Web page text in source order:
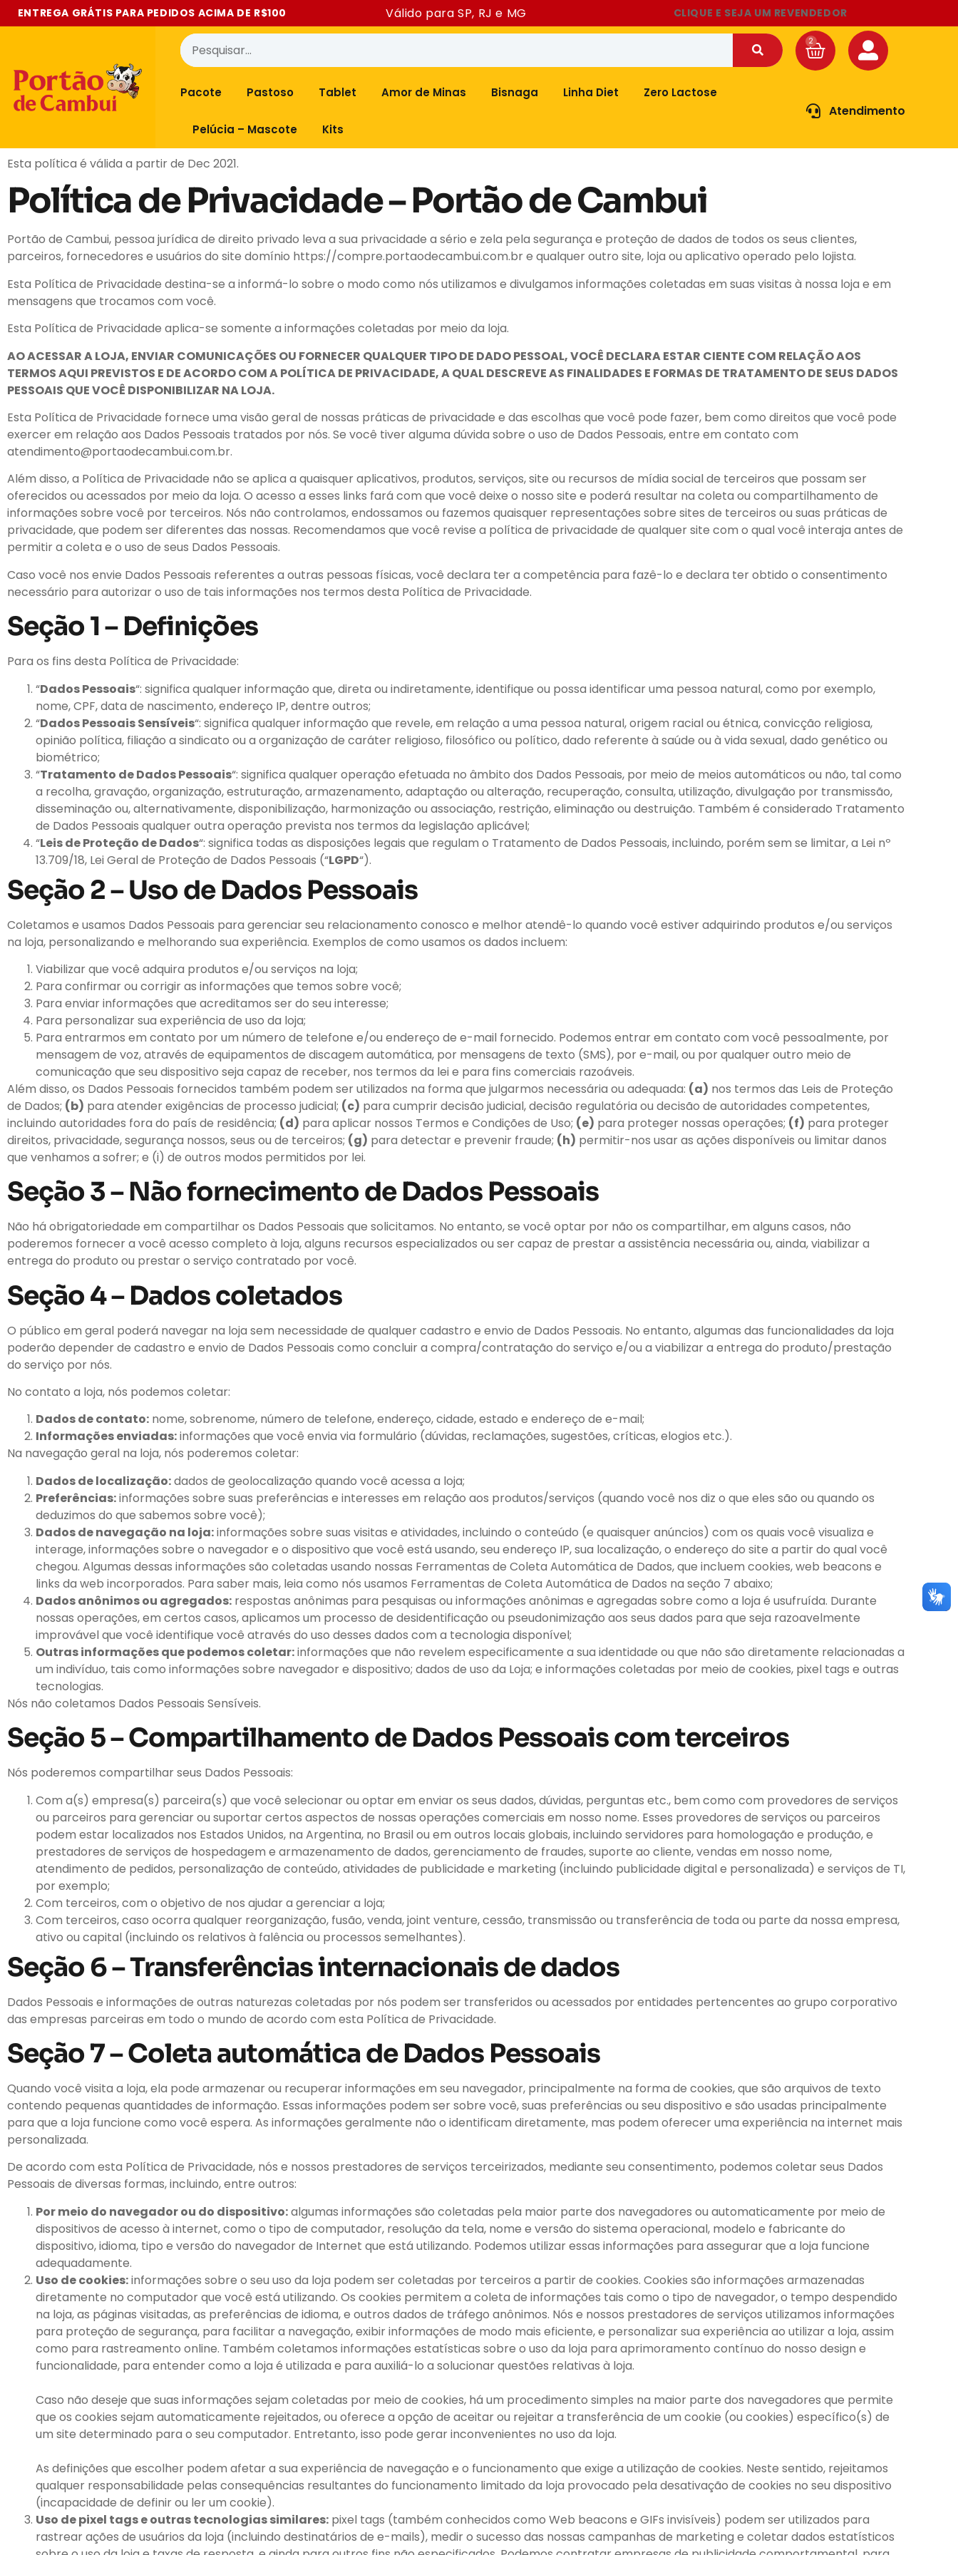
ENTREGA GRÁTIS PARA PEDIDOS ACIMA DE R$100 Válido para SP, RJ e MG CLIQUE E SEJA UM REVENDEDOR
Pacote Pastoso Tablet Amor de Minas Bisnaga Linha Diet Zero Lactose
Pelúcia – Mascote Kits
Atendimento
Esta política é válida a partir de Dec 2021.
Política de Privacidade – Portão de Cambui
Portão de Cambui, pessoa jurídica de direito privado leva a sua privacidade a sério e zela pela segurança e proteção de dados de todos os seus clientes,
parceiros, fornecedores e usuários do site domínio https://compre.portaodecambui.com.br e qualquer outro site, loja ou aplicativo operado pelo lojista.
Esta Política de Privacidade destina-se a informá-lo sobre o modo como nós utilizamos e divulgamos informações coletadas em suas visitas à nossa loja e em
mensagens que trocamos com você.
Esta Política de Privacidade aplica-se somente a informações coletadas por meio da loja.
AO ACESSAR A LOJA, ENVIAR COMUNICAÇÕES OU FORNECER QUALQUER TIPO DE DADO PESSOAL, VOCÊ DECLARA ESTAR CIENTE COM RELAÇÃO AOS
TERMOS AQUI PREVISTOS E DE ACORDO COM A POLÍTICA DE PRIVACIDADE, A QUAL DESCREVE AS FINALIDADES E FORMAS DE TRATAMENTO DE SEUS DADOS
PESSOAIS QUE VOCÊ DISPONIBILIZAR NA LOJA.
Esta Política de Privacidade fornece uma visão geral de nossas práticas de privacidade e das escolhas que você pode fazer, bem como direitos que você pode
exercer em relação aos Dados Pessoais tratados por nós. Se você tiver alguma dúvida sobre o uso de Dados Pessoais, entre em contato com
atendimento@portaodecambui.com.br.
Além disso, a Política de Privacidade não se aplica a quaisquer aplicativos, produtos, serviços, site ou recursos de mídia social de terceiros que possam ser
oferecidos ou acessados por meio da loja. O acesso a esses links fará com que você deixe o nosso site e poderá resultar na coleta ou compartilhamento de
informações sobre você por terceiros. Nós não controlamos, endossamos ou fazemos quaisquer representações sobre sites de terceiros ou suas práticas de
privacidade, que podem ser diferentes das nossas. Recomendamos que você revise a política de privacidade de qualquer site com o qual você interaja antes de
permitir a coleta e o uso de seus Dados Pessoais.
Caso você nos envie Dados Pessoais referentes a outras pessoas físicas, você declara ter a competência para fazê-lo e declara ter obtido o consentimento
necessário para autorizar o uso de tais informações nos termos desta Política de Privacidade.
Seção 1 – Definições
Para os fins desta Política de Privacidade:
“Dados Pessoais“: significa qualquer informação que, direta ou indiretamente, identifique ou possa identificar uma pessoa natural, como por exemplo,
nome, CPF, data de nascimento, endereço IP, dentre outros;
“Dados Pessoais Sensíveis“: significa qualquer informação que revele, em relação a uma pessoa natural, origem racial ou étnica, convicção religiosa,
opinião política, filiação a sindicato ou a organização de caráter religioso, filosófico ou político, dado referente à saúde ou à vida sexual, dado genético ou
biométrico;
“Tratamento de Dados Pessoais“: significa qualquer operação efetuada no âmbito dos Dados Pessoais, por meio de meios automáticos ou não, tal como
a recolha, gravação, organização, estruturação, armazenamento, adaptação ou alteração, recuperação, consulta, utilização, divulgação por transmissão,
disseminação ou, alternativamente, disponibilização, harmonização ou associação, restrição, eliminação ou destruição. Também é considerado Tratamento
de Dados Pessoais qualquer outra operação prevista nos termos da legislação aplicável;
“Leis de Proteção de Dados“: significa todas as disposições legais que regulam o Tratamento de Dados Pessoais, incluindo, porém sem se limitar, a Lei nº
13.709/18, Lei Geral de Proteção de Dados Pessoais (“LGPD“).
Seção 2 – Uso de Dados Pessoais
Coletamos e usamos Dados Pessoais para gerenciar seu relacionamento conosco e melhor atendê-lo quando você estiver adquirindo produtos e/ou serviços
na loja, personalizando e melhorando sua experiência. Exemplos de como usamos os dados incluem:
Viabilizar que você adquira produtos e/ou serviços na loja;
Para confirmar ou corrigir as informações que temos sobre você;
Para enviar informações que acreditamos ser do seu interesse;
Para personalizar sua experiência de uso da loja;
Para entrarmos em contato por um número de telefone e/ou endereço de e-mail fornecido. Podemos entrar em contato com você pessoalmente, por
mensagem de voz, através de equipamentos de discagem automática, por mensagens de texto (SMS), por e-mail, ou por qualquer outro meio de
comunicação que seu dispositivo seja capaz de receber, nos termos da lei e para fins comerciais razoáveis.
Além disso, os Dados Pessoais fornecidos também podem ser utilizados na forma que julgarmos necessária ou adequada: (a) nos termos das Leis de Proteção
de Dados; (b) para atender exigências de processo judicial; (c) para cumprir decisão judicial, decisão regulatória ou decisão de autoridades competentes,
incluindo autoridades fora do país de residência; (d) para aplicar nossos Termos e Condições de Uso; (e) para proteger nossas operações; (f) para proteger
direitos, privacidade, segurança nossos, seus ou de terceiros; (g) para detectar e prevenir fraude; (h) permitir-nos usar as ações disponíveis ou limitar danos
que venhamos a sofrer; e (i) de outros modos permitidos por lei.
Seção 3 – Não fornecimento de Dados Pessoais
Não há obrigatoriedade em compartilhar os Dados Pessoais que solicitamos. No entanto, se você optar por não os compartilhar, em alguns casos, não
poderemos fornecer a você acesso completo à loja, alguns recursos especializados ou ser capaz de prestar a assistência necessária ou, ainda, viabilizar a
entrega do produto ou prestar o serviço contratado por você.
Seção 4 – Dados coletados
O público em geral poderá navegar na loja sem necessidade de qualquer cadastro e envio de Dados Pessoais. No entanto, algumas das funcionalidades da loja
poderão depender de cadastro e envio de Dados Pessoais como concluir a compra/contratação do serviço e/ou a viabilizar a entrega do produto/prestação
do serviço por nós.
No contato a loja, nós podemos coletar:
Dados de contato: nome, sobrenome, número de telefone, endereço, cidade, estado e endereço de e-mail;
Informações enviadas:informações que você envia via formulário (dúvidas, reclamações, sugestões, críticas, elogios etc.).
Na navegação geral na loja, nós poderemos coletar:
Dados de localização:dados de geolocalização quando você acessa a loja;
Preferências:informações sobre suas preferências e interesses em relação aos produtos/serviços (quando você nos diz o que eles são ou quando os
deduzimos do que sabemos sobre você);
Dados de navegação na loja:informações sobre suas visitas e atividades, incluindo o conteúdo (e quaisquer anúncios) com os quais você visualiza e
interage, informações sobre o navegador e o dispositivo que você está usando, seu endereço IP, sua localização, o endereço do site a partir do qual você
chegou. Algumas dessas informações são coletadas usando nossas Ferramentas de Coleta Automática de Dados, que incluem cookies, web beacons e
links da web incorporados. Para saber mais, leia como nós usamos Ferramentas de Coleta Automática de Dados na seção 7 abaixo;
Dados anônimos ou agregados: respostas anônimas para pesquisas ou informações anônimas e agregadas sobre como a loja é usufruída. Durante
nossas operações, em certos casos, aplicamos um processo de desidentificação ou pseudonimização aos seus dados para que seja razoavelmente
improvável que você identifique você através do uso desses dados com a tecnologia disponível;
Outras informações que podemos coletar:informações que não revelem especificamente a sua identidade ou que não são diretamente relacionadas a
um indivíduo, tais como informações sobre navegador e dispositivo; dados de uso da Loja; e informações coletadas por meio de cookies, pixel tags e outras
tecnologias.
Nós não coletamos Dados Pessoais Sensíveis.
Seção 5 – Compartilhamento de Dados Pessoais com terceiros
Nós poderemos compartilhar seus Dados Pessoais:
Com a(s) empresa(s) parceira(s) que você selecionar ou optar em enviar os seus dados, dúvidas, perguntas etc., bem como com provedores de serviços
ou parceiros para gerenciar ou suportar certos aspectos de nossas operações comerciais em nosso nome. Esses provedores de serviços ou parceiros
podem estar localizados nos Estados Unidos, na Argentina, no Brasil ou em outros locais globais, incluindo servidores para homologação e produção, e
prestadores de serviços de hospedagem e armazenamento de dados, gerenciamento de fraudes, suporte ao cliente, vendas em nosso nome,
atendimento de pedidos, personalização de conteúdo, atividades de publicidade e marketing (incluindo publicidade digital e personalizada) e serviços de TI,
por exemplo;
Com terceiros, com o objetivo de nos ajudar a gerenciar a loja;
Com terceiros, caso ocorra qualquer reorganização, fusão, venda, joint venture, cessão, transmissão ou transferência de toda ou parte da nossa empresa,
ativo ou capital (incluindo os relativos à falência ou processos semelhantes).
Seção 6 – Transferências internacionais de dados
Dados Pessoais e informações de outras naturezas coletadas por nós podem ser transferidos ou acessados por entidades pertencentes ao grupo corporativo
das empresas parceiras em todo o mundo de acordo com esta Política de Privacidade.
Seção 7 – Coleta automática de Dados Pessoais
Quando você visita a loja, ela pode armazenar ou recuperar informações em seu navegador, principalmente na forma de cookies, que são arquivos de texto
contendo pequenas quantidades de informação. Essas informações podem ser sobre você, suas preferências ou seu dispositivo e são usadas principalmente
para que a loja funcione como você espera. As informações geralmente não o identificam diretamente, mas podem oferecer uma experiência na internet mais
personalizada.
De acordo com esta Política de Privacidade, nós e nossos prestadores de serviços terceirizados, mediante seu consentimento, podemos coletar seus Dados
Pessoais de diversas formas, incluindo, entre outros:
Por meio do navegador ou do dispositivo:algumas informações são coletadas pela maior parte dos navegadores ou automaticamente por meio de
dispositivos de acesso à internet, como o tipo de computador, resolução da tela, nome e versão do sistema operacional, modelo e fabricante do
dispositivo, idioma, tipo e versão do navegador de Internet que está utilizando. Podemos utilizar essas informações para assegurar que a loja funcione
adequadamente.
Uso de cookies:informações sobre o seu uso da loja podem ser coletadas por terceiros a partir de cookies. Cookies são informações armazenadas
diretamente no computador que você está utilizando. Os cookies permitem a coleta de informações tais como o tipo de navegador, o tempo despendido
na loja, as páginas visitadas, as preferências de idioma, e outros dados de tráfego anônimos. Nós e nossos prestadores de serviços utilizamos informações
para proteção de segurança, para facilitar a navegação, exibir informações de modo mais eficiente, e personalizar sua experiência ao utilizar a loja, assim
como para rastreamento online. Também coletamos informações estatísticas sobre o uso da loja para aprimoramento contínuo do nosso design e
funcionalidade, para entender como a loja é utilizada e para auxiliá-lo a solucionar questões relativas à loja.
Caso não deseje que suas informações sejam coletadas por meio de cookies, há um procedimento simples na maior parte dos navegadores que permite
que os cookies sejam automaticamente rejeitados, ou oferece a opção de aceitar ou rejeitar a transferência de um cookie (ou cookies) específico(s) de
um site determinado para o seu computador. Entretanto, isso pode gerar inconvenientes no uso da loja.
As definições que escolher podem afetar a sua experiência de navegação e o funcionamento que exige a utilização de cookies. Neste sentido, rejeitamos
qualquer responsabilidade pelas consequências resultantes do funcionamento limitado da loja provocado pela desativação de cookies no seu dispositivo
(incapacidade de definir ou ler um cookie).
Uso de pixel tags e outras tecnologias similares: pixel tags (também conhecidos como Web beacons e GIFs invisíveis) podem ser utilizados para
rastrear ações de usuários da loja (incluindo destinatários de e-mails), medir o sucesso das nossas campanhas de marketing e coletar dados estatísticos